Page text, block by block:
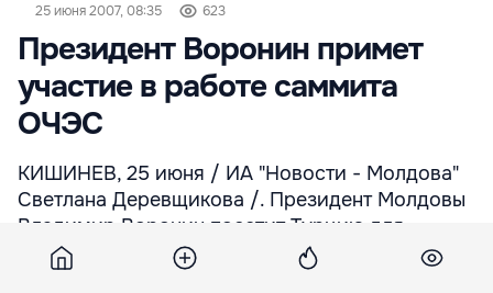
25 июня 2007, 08:35 623
Президент Воронин примет
участие в работе саммита
ОЧЭС
КИШИНЕВ, 25 июня / ИА "Новости - Молдова"
Светлана Деревщикова /. Президент Молдовы
Владимир Воронин посетит Турцию для
участия в саммите глав государств-членов